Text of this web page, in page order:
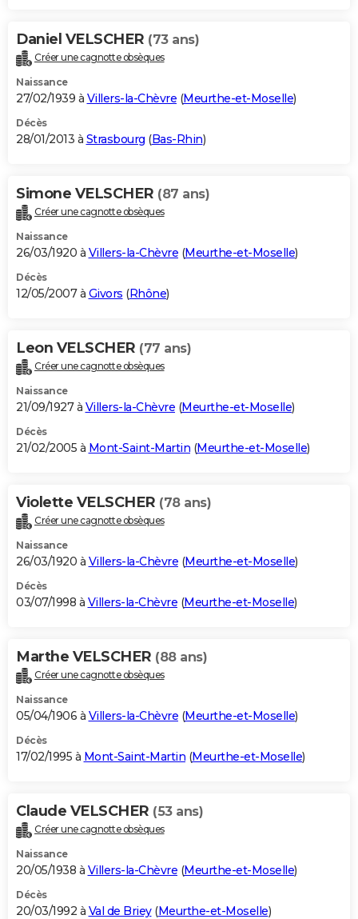
Daniel VELSCHER (73 ans)
Créer une cagnotte obsèques
Naissance
27/02/1939 à Villers-la-Chèvre (Meurthe-et-Moselle)
Décès
28/01/2013 à Strasbourg (Bas-Rhin)
Simone VELSCHER (87 ans)
Créer une cagnotte obsèques
Naissance
26/03/1920 à Villers-la-Chèvre (Meurthe-et-Moselle)
Décès
12/05/2007 à Givors (Rhône)
Leon VELSCHER (77 ans)
Créer une cagnotte obsèques
Naissance
21/09/1927 à Villers-la-Chèvre (Meurthe-et-Moselle)
Décès
21/02/2005 à Mont-Saint-Martin (Meurthe-et-Moselle)
Violette VELSCHER (78 ans)
Créer une cagnotte obsèques
Naissance
26/03/1920 à Villers-la-Chèvre (Meurthe-et-Moselle)
Décès
03/07/1998 à Villers-la-Chèvre (Meurthe-et-Moselle)
Marthe VELSCHER (88 ans)
Créer une cagnotte obsèques
Naissance
05/04/1906 à Villers-la-Chèvre (Meurthe-et-Moselle)
Décès
17/02/1995 à Mont-Saint-Martin (Meurthe-et-Moselle)
Claude VELSCHER (53 ans)
Créer une cagnotte obsèques
Naissance
20/05/1938 à Villers-la-Chèvre (Meurthe-et-Moselle)
Décès
20/03/1992 à Val de Briey(Meurthe-et-Moselle)